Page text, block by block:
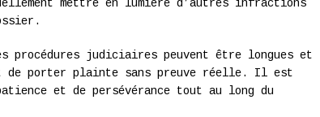
mettre en lumière d’autres infractions
procédures judiciaires peuvent être longues et
de porter plainte sans preuve réelle. Il est
et de persévérance tout au long du